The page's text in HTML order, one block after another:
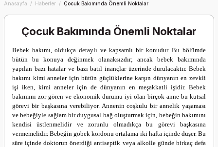
Anasayfa Haberler Çocuk Bakımında Önemli Noktalar
Çocuk Bakımında Önemli Noktalar
Bebek bakımı, oldukça detaylı ve kapsamlı bir konudur. Bu bölümde
bütün bu konuya değinmek olanaksızdır; ancak bebek bakımında
yapılan bazı hatalar ve bazı batıl inançlar üzerinde durulacaktır. Bebek
bakımı kimi anneler için bütün güçlüklerine karşın dünyanın en zevkli
işi iken, kimi anneler için de dünyanın en meşakkatli işidir. Bebek
bakımını zor gören ve ekonomik durumu iyi olan birçok anne bu kutsal
görevi bir başkasına verebiliyor. Annenin coşkulu bir annelik yaşaması
ve bebeğiyle sağlam bir duygusal bağ oluşturmak için, bebeğin bakımını
kendisi üstlenmelidir ve zorunlu olmadıkça bu görevi başkasına
vermemelidir.Bebeğin göbek kordonu ortalama iki hafta içinde düşer. Bu
süre içinde doktorun önerdiği antiseptik veya alkolle günde birkaç defa